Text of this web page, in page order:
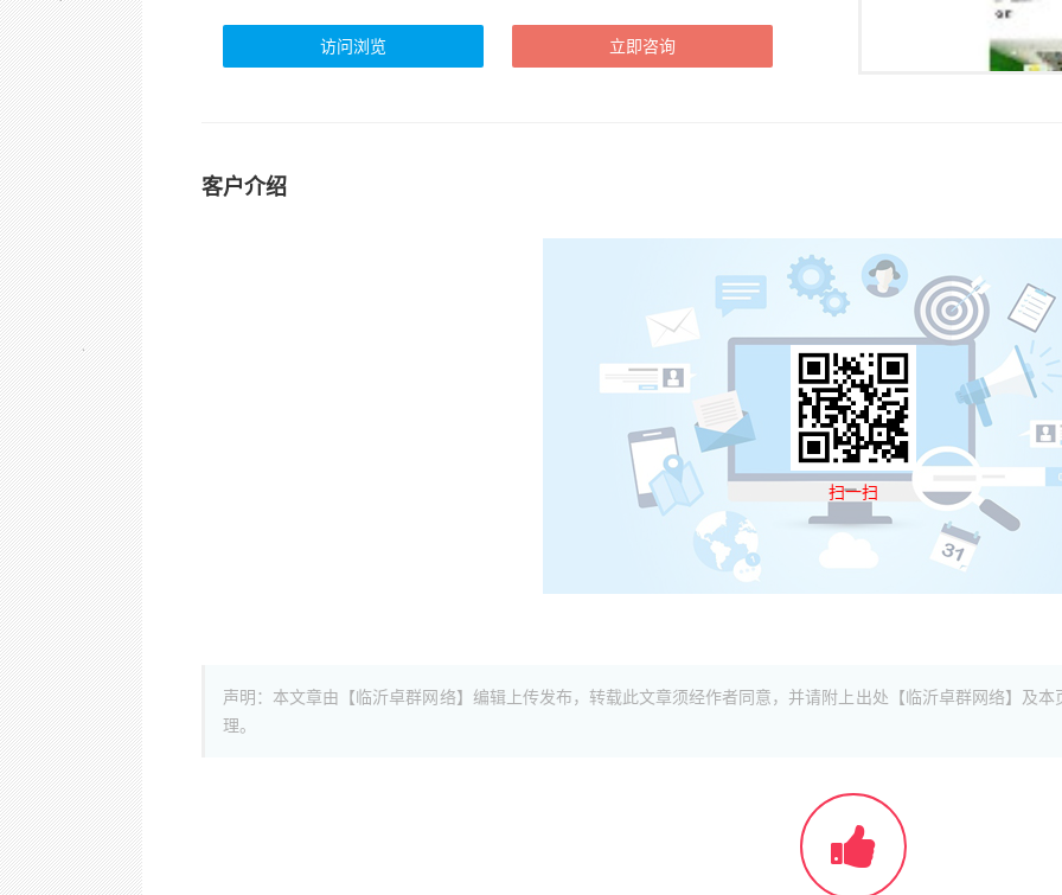
访问浏览 立即咨询
客户介绍
扫一扫
声明：本文章由【临沂卓群网络】编辑上传发布，转载此文章须经作者同意，并请附上出处【临沂卓群网络】及
理。